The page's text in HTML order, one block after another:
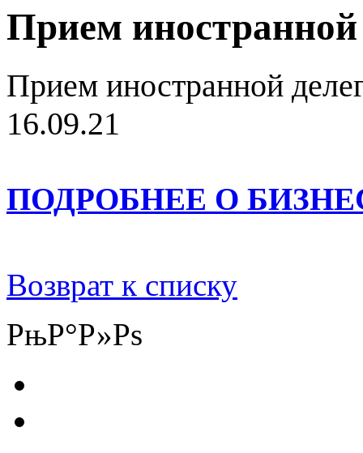
Прием
Прием иностранной
16.09.21
ПОДРОБНЕЕ О
Возврат к списку
РњР°Р»Рѕ